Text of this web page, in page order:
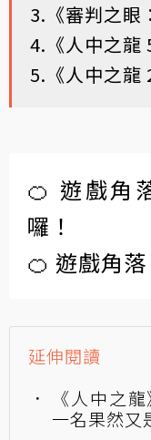
3.《審判之眼
4.《人中之龍
5.《人中之龍
🍊 遊戲角
囉！
🍊 遊戲角
延伸閱讀
《人中之
一名果然又